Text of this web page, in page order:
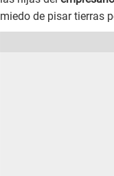
miedo de pisar tierras